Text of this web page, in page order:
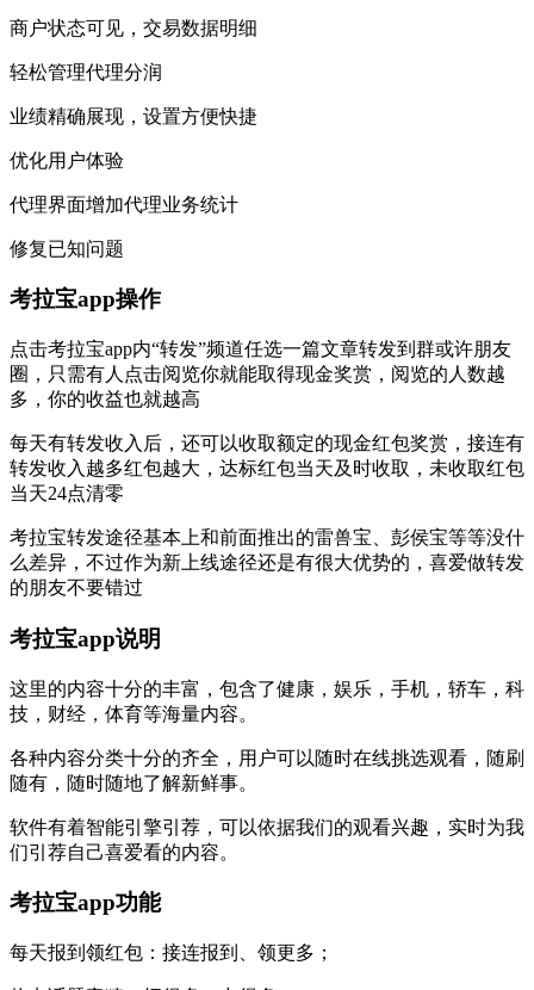
商户状态可见，交易数据明细
轻松管理代理分润
业绩精确展现，设置方便快捷
优化用户体验
代理界面增加代理业务统计
修复已知问题
考拉宝app操作
点击考拉宝app内“转发”频道任选一篇文章转发到群或许朋友
圈，只需有人点击阅览你就能取得现金奖赏，阅览的人数越
多，你的收益也就越高
每天有转发收入后，还可以收取额定的现金红包奖赏，接连有
转发收入越多红包越大，达标红包当天及时收取，未收取红包
当天24点清零
考拉宝转发途径基本上和前面推出的雷兽宝、彭侯宝等等没什
么差异，不过作为新上线途径还是有很大优势的，喜爱做转发
的朋友不要错过
考拉宝app说明
这里的内容十分的丰富，包含了健康，娱乐，手机，轿车，科
技，财经，体育等海量内容。
各种内容分类十分的齐全，用户可以随时在线挑选观看，随刷
随有，随时随地了解新鲜事。
软件有着智能引擎引荐，可以依据我们的观看兴趣，实时为我
们引荐自己喜爱看的内容。
考拉宝app功能
每天报到领红包：接连报到、领更多；